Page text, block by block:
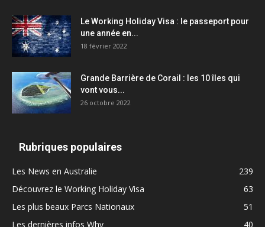
Le Working Holiday Visa : le passeport pour
une année en...
18 février 2022
Grande Barrière de Corail : les 10 îles qui
vont vous...
26 octobre 2022
Rubriques populaires
Les News en Australie
239
Découvrez le Working Holiday Visa
63
Les plus beaux Parcs Nationaux
51
Les dernières infos Whv
40